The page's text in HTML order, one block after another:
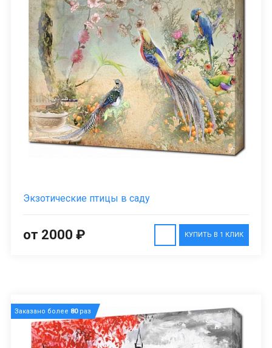
Экзотические птицы в саду
КУПИТЬ В 1 КЛИК
от 2000 ₽
Заказано более 80раз